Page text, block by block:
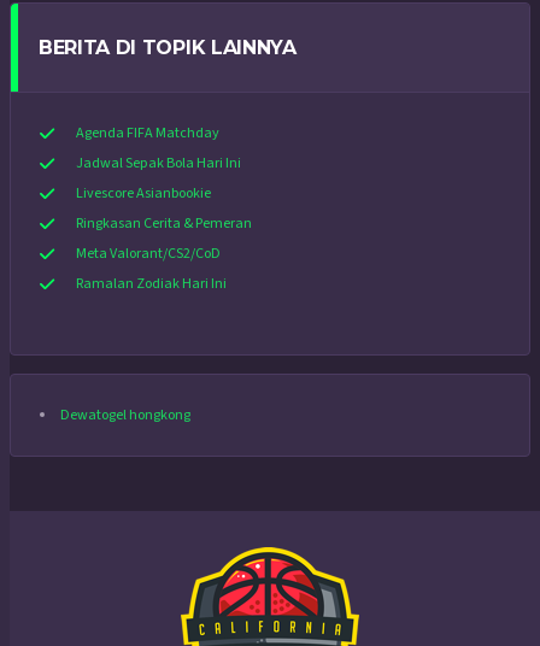
BERITA DI TOPIK LAINNYA
Agenda FIFA Matchday
Jadwal Sepak Bola Hari Ini
Livescore Asianbookie
Ringkasan Cerita & Pemeran
Meta Valorant/CS2/CoD
Ramalan Zodiak Hari Ini
Dewatogel hongkong